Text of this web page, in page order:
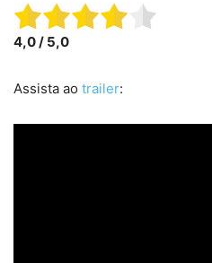
4,0 / 5,0
Assista ao trailer: